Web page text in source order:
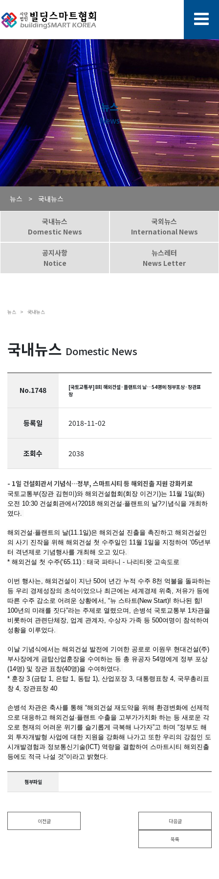
뉴스
News
뉴스 > 국내뉴스
국내뉴스
Domestic News
국외뉴스
International News
공지사항
Notice
뉴스레터
News Letter
뉴스 > 국내뉴스
국내뉴스 Domestic News
No.1748
[국토교통부]8회 해외건설·플랜트의 날…54명에 정부포상·장관표
창
등록일 2018-11-02
조회수 2038
- 1일 건설회관서 기념식…정부, 스마트시티 등 해외진출 지원 강화키로
국토교통부(장관 김현미)와 해외건설협회(회장 이건기)는 11월 1일(화)
오전 10:30 건설회관에서?2018 해외건설·플랜트의 날?기념식을 개최하
였다.
해외건설·플랜트의 날(11.1일)은 해외건설 진출을 촉진하고 해외건설인
의 사기 진작을 위해 해외건설 첫 수주일인 11월 1일을 지정하여 ‘05년부
터 격년제로 기념행사를 개최해 오고 있다.
* 해외건설 첫 수주(‘65.11) : 태국 파타니 - 나리티왓 고속도로
이번 행사는, 해외건설이 지난 50여 년간 누적 수주 8천 억불을 돌파하는
등 우리 경제성장의 초석이었으나 최근에는 세계경제 위축, 저유가 등에
따른 수주 감소로 어려운 상황에서, “뉴 스타트(New Start)! 하나된 힘!
100년의 미래를 짓다”라는 주제로 열렸으며, 손병석 국토교통부 1차관을
비롯하여 관련단체장, 업계 관계자, 수상자 가족 등 500여명이 참석하여
성황을 이루었다.
이날 기념식에서는 해외건설 발전에 기여한 공로로 이원우 현대건설(주)
부사장에게 금탑산업훈장을 수여하는 등 총 유공자 54명에게 정부 포상
(14명) 및 장관 표창(40명)을 수여하였다.
* 훈장 3 (금탑 1, 은탑 1, 동탑 1), 산업포장 3, 대통령표창 4, 국무총리표
창 4, 장관표창 40
손병석 차관은 축사를 통해 “해외건설 재도약을 위해 환경변화에 선제적
으로 대응하고 해외건설·플랜트 수출을 고부가가치화 하는 등 새로운 각
오로 현재의 어려운 위기를 슬기롭게 극복해 나가자”고 하며 “정부도 해
외 투자개발형 사업에 대한 지원을 강화해 나가고 또한 우리의 강점인 도
시개발경험과 정보통신기술(ICT) 역량을 결합하여 스마트시티 해외진출
등에도 적극 나설 것”이라고 밝혔다.
첨부파일
이전글 다음글
목록